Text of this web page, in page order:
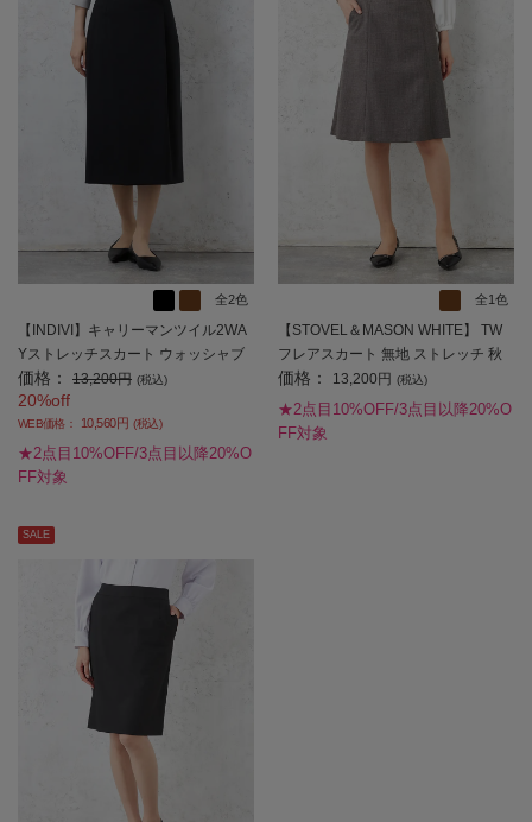
全2色
【INDIVI】キャリーマンツイル2WA
Yストレッチスカート ウォッシャブ
ル 通年 【レディース】
価格： 13,200円 (税込)
20%off
WEB価格： 10,560円 (税込)
★2点目10%OFF/3点目以降20%O
FF対象
全1色
【STOVEL＆MASON WHITE】 TW
フレアスカート 無地 ストレッチ 秋
冬 【レディース】
価格： 13,200円 (税込)
★2点目10%OFF/3点目以降20%O
FF対象
SALE